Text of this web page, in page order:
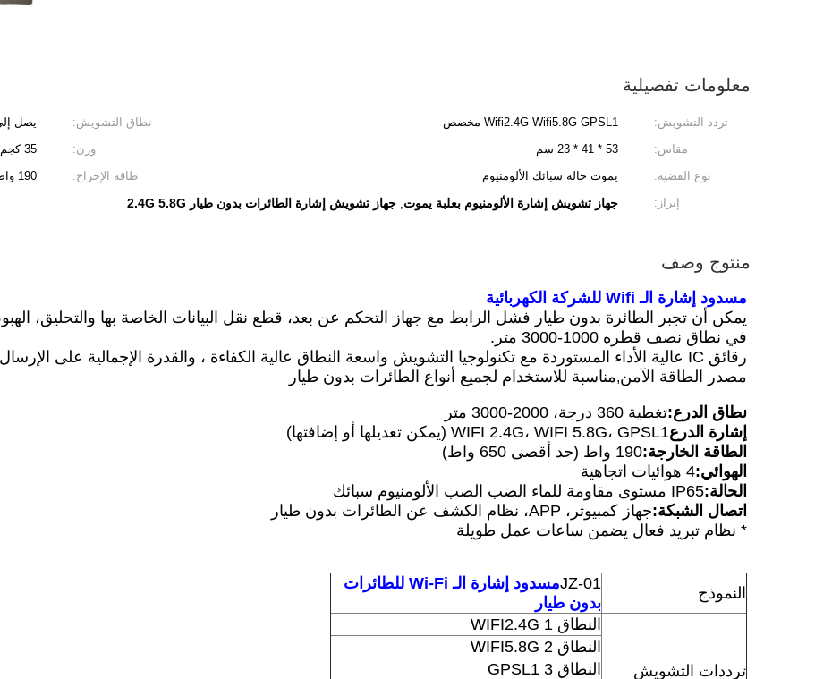
معلومات تفصيلية
تردد التشويش: Wifi2.4G Wifi5.8G GPSL1 مخصص نطاق التشويش:
يصل إلى 3000
مقاس:
53 * 41 * 23 سم وزن:
35 كجم (لا يشمل الهوائي)
نوع القضية:
يموت حالة سبائك الألومنيوم طاقة الإخراج:
190 واط عالية الطاقة (حسب الطلب)
إبراز:
جهاز تشويش إشارة الألومنيوم بعلبة يموت, جهاز تشويش إشارة الطائرات بدون طيار 2.4G 5.8G
منتوج وصف
مسدود إشارة الـ Wifi للشركة الكهربائية
يمكن أن تجبر الطائرة بدون طيار فشل الرابط مع جهاز التحكم عن بعد، قطع نقل البيانات الخاصة بها والتحليق،
في نطاق نصف قطره 1000-3000 متر.
مصدر الطاقة الآمن,مناسبة للاستخدام لجميع أنواع الطائرات بدون طيار
نطاق الدرع:تغطية 360 درجة، 2000-3000 متر
إشارة الدرعWIFI 2.4G، WIFI 5.8G، GPSL1 (يمكن تعديلها أو إضافتها)
الطاقة الخارجة:190 واط (حد أقصى 650 واط)
الهوائي:4 هوائيات اتجاهية
الحالة:IP65 مستوى مقاومة للماء الصب الصب الألومنيوم سبائك
اتصال الشبكة:جهاز كمبيوتر، APP، نظام الكشف عن الطائرات بدون طيار
* نظام تبريد فعال يضمن ساعات عمل طويلة
النموذج
JZ-01
مسدود إشارة الـ Wi-Fi للطائرات
بدون طيار
ترددات التشويش
النطاق 1 WIFI2.4G
النطاق 2 WIFI5.8G
النطاق 3 GPSL1